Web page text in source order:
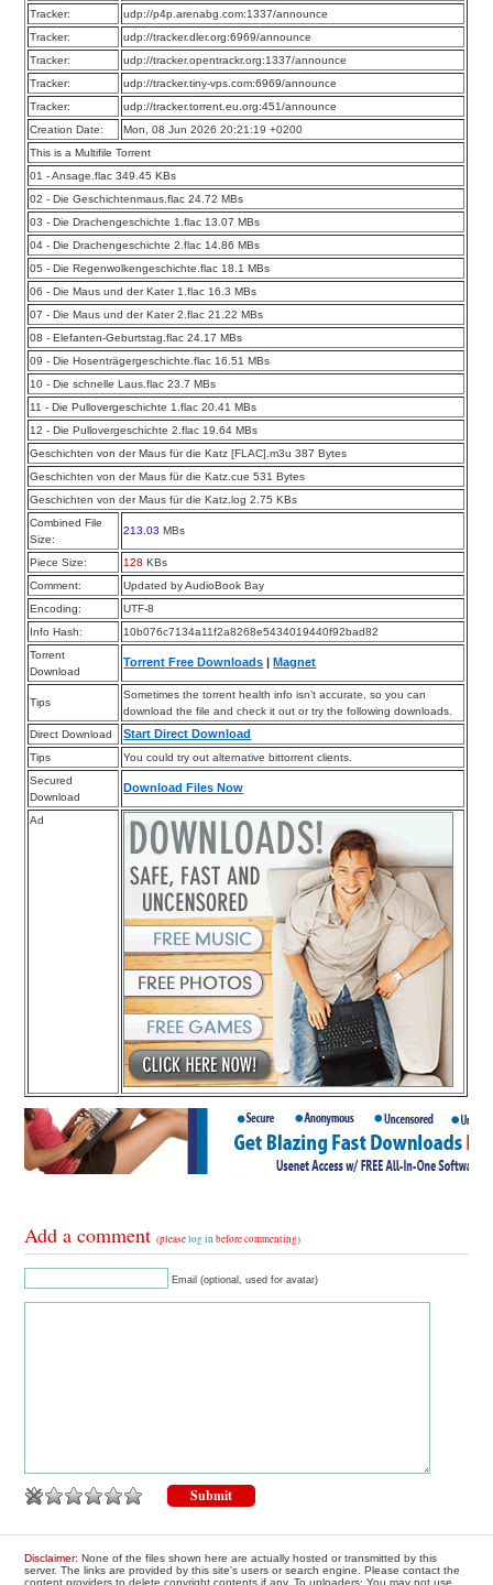
Tracker:
udp://p4p.arenabg.com:1337/announce
Tracker:
udp://tracker.dler.org:6969/announce
Tracker:
udp://tracker.opentrackr.org:1337/announce
Tracker:
udp://tracker.tiny-vps.com:6969/announce
Tracker:
udp://tracker.torrent.eu.org:451/announce
Creation Date:
Mon, 08 Jun 2026 20:21:19 +0200
This is a Multifile Torrent
01 - Ansage.flac 349.45 KBs
02 - Die Geschichtenmaus.flac 24.72 MBs
03 - Die Drachengeschichte 1.flac 13.07 MBs
04 - Die Drachengeschichte 2.flac 14.86 MBs
05 - Die Regenwolkengeschichte.flac 18.1 MBs
06 - Die Maus und der Kater 1.flac 16.3 MBs
07 - Die Maus und der Kater 2.flac 21.22 MBs
08 - Elefanten-Geburtstag.flac 24.17 MBs
09 - Die Hosenträgergeschichte.flac 16.51 MBs
10 - Die schnelle Laus.flac 23.7 MBs
11 - Die Pullovergeschichte 1.flac 20.41 MBs
12 - Die Pullovergeschichte 2.flac 19.64 MBs
Geschichten von der Maus für die Katz [FLAC].m3u 387 Bytes
Geschichten von der Maus für die Katz.cue 531 Bytes
Geschichten von der Maus für die Katz.log 2.75 KBs
Combined File
Size:
213.03 MBs
Piece Size: 128 KBs
Comment:
Updated by AudioBook Bay
Encoding:
UTF-8
Info Hash:
10b076c7134a11f2a8268e5434019440f92bad82
Torrent
Download
Torrent Free Downloads |Magnet
Tips
Sometimes the torrent health info isn’t accurate, so you can
download the file and check it out or try the following downloads.
Direct Download
Start Direct Download
Tips
You could try out alternative bittorrent clients.
Secured
Download
Download Files Now
Ad
Add a comment(pleaselog in before commenting)
Email (optional, used for avatar)
Disclaimer: None of the files shown here are actually hosted or transmitted by this
server. The links are provided by this site's users or search engine. Please contact the
content providers to delete copyright contents if any. To uploaders: You may not use